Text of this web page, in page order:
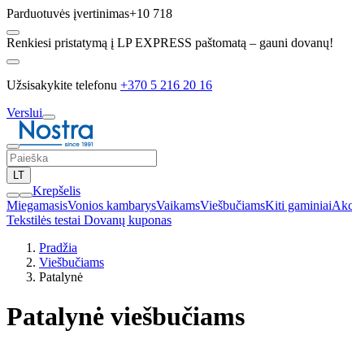
Parduotuvės įvertinimas+10 718
Renkiesi pristatymą į LP EXPRESS paštomatą – gauni dovanų!
Užsisakykite telefonu +370 5 216 20 16
Verslui
LT
Krepšelis
MiegamasisVonios kambarysVaikamsViešbučiamsKiti gaminiai
Tekstilės testai Dovanų kuponas
Pradžia
Viešbučiams
Patalynė
Patalynė viešbučiams